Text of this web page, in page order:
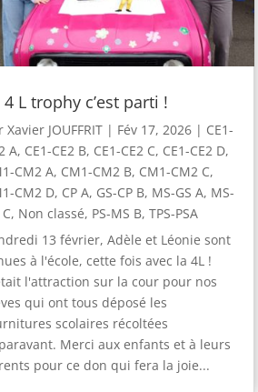
4 L trophy c’est parti !
Xavier JOUFFRIT| Fév 17, 2026| CE1-
A, CE1-CE2 B, CE1-CE2 C, CE1-CE2 D,
CM2 A, CM1-CM2 B, CM1-CM2 C,
CM2 D, CP A, GS-CP B, MS-GS A, MS-
, Non classé, PS-MS B, TPS-PSA
13 février, Adèle et Léonie sont
à l'école, cette fois avec la 4L !
l'attraction sur la cour pour nos
qui ont tous déposé les
scolaires récoltées
Merci aux enfants et à leurs
pour ce don qui fera la joie...